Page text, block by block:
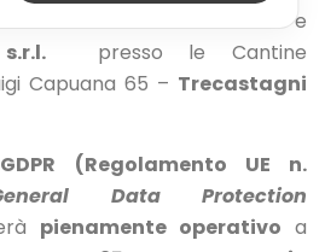
conIBMe
presso leCantine
Capuana 65 – Trecastagni
GDPR (Regolamento UE n.
Data Protection
pienamente operativo a